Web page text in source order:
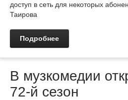
доступ в сеть для некоторых
Таирова
Подробнее
В музкомедии
72-й сезон